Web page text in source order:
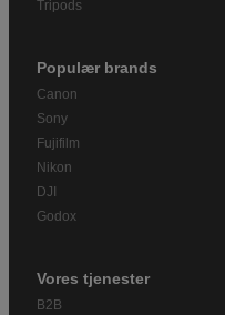
Tripods
Populær brands
Canon
Sony
Fujifilm
Nikon
DJI
Godox
Vores tjenester
B2B